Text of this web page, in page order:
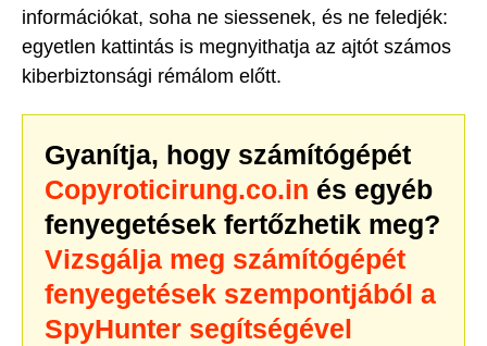
információkat, soha ne siessenek, és ne feledjék:
egyetlen kattintás is megnyithatja az ajtót számos
kiberbiztonsági rémálom előtt.
Gyanítja, hogy számítógépét
Copyroticirung.co.in és egyéb
fenyegetések fertőzhetik meg?
Vizsgálja meg számítógépét
fenyegetések szempontjából a
SpyHunter segítségével